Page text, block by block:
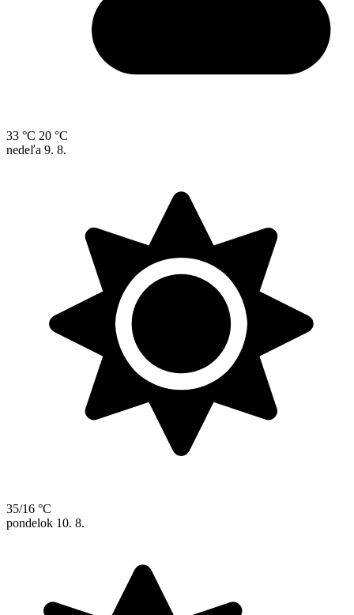
33 °C 20 °C
nedeľa 9. 8.
35/16 °C
pondelok 10. 8.